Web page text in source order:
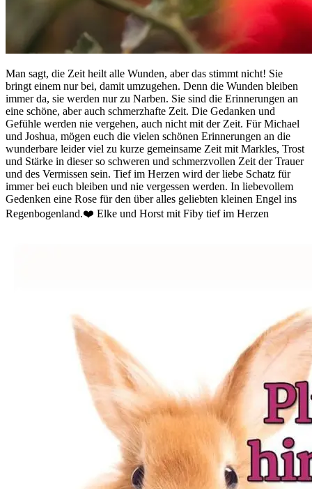
Man sagt, die Zeit heilt alle Wunden, aber das stimmt nicht! Sie
bringt einem nur bei, damit umzugehen. Denn die Wunden bleiben
immer da, sie werden nur zu Narben. Sie sind die Erinnerungen an
eine schöne, aber auch schmerzhafte Zeit. Die Gedanken und
Gefühle werden nie vergehen, auch nicht mit der Zeit. Für Michael
und Joshua, mögen euch die vielen schönen Erinnerungen an die
wunderbare leider viel zu kurze gemeinsame Zeit mit Markles, Trost
und Stärke in dieser so schweren und schmerzvollen Zeit der Trauer
und des Vermissen sein. Tief im Herzen wird der liebe Schatz für
immer bei euch bleiben und nie vergessen werden. In liebevollem
Gedenken eine Rose für den über alles geliebten kleinen Engel ins
Regenbogenland.❤️ Elke und Horst mit Fiby tief im Herzen